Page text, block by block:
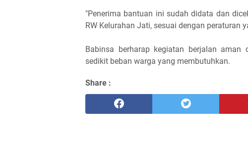
"Penerima bantuan ini sudah didata dan
RW Kelurahan Jati, sesuai dengan peraturan
Babinsa berharap kegiatan berjalan
sedikit beban warga yang membutuhkan.
Share :